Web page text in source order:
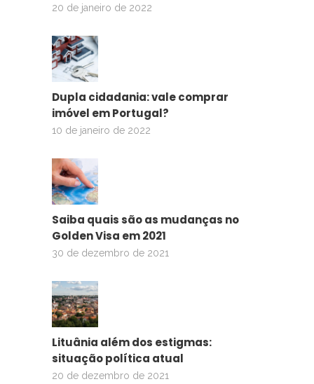
20 de janeiro de 2022
Dupla cidadania: vale comprar
imóvel em Portugal?
10 de janeiro de 2022
Saiba quais são as mudanças no
Golden Visa em 2021
30 de dezembro de 2021
Lituânia além dos estigmas:
situação política atual
20 de dezembro de 2021